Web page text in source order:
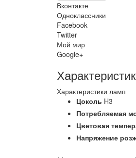
Вконтакте
Одноклассники
Facebook
Twitter
Мой мир
Google+
Характеристики ламп
Цоколь H3
Потребляемая
Цветовая
Напряжение